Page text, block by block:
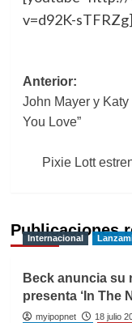
v=d92K-sTFRZg]
de
Anterior:
John Mayer y
You Love”
Pixie Lott
Publicaciones
Internacional
Beck anuncia su
presenta ‘In The
myipopnet 18 julio